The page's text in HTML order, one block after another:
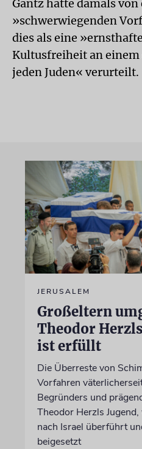
Gantz hatte damals von
»schwerwiegenden
dies als eine
Kultusfreiheit an
jeden Juden« verurteilt.
JERUSALEM
Großeltern
Theodor
ist erfüllt
Die Überreste von
Vorfahren
Begründers und
Theodor Herzls
nach Israel überführt
beigesetzt